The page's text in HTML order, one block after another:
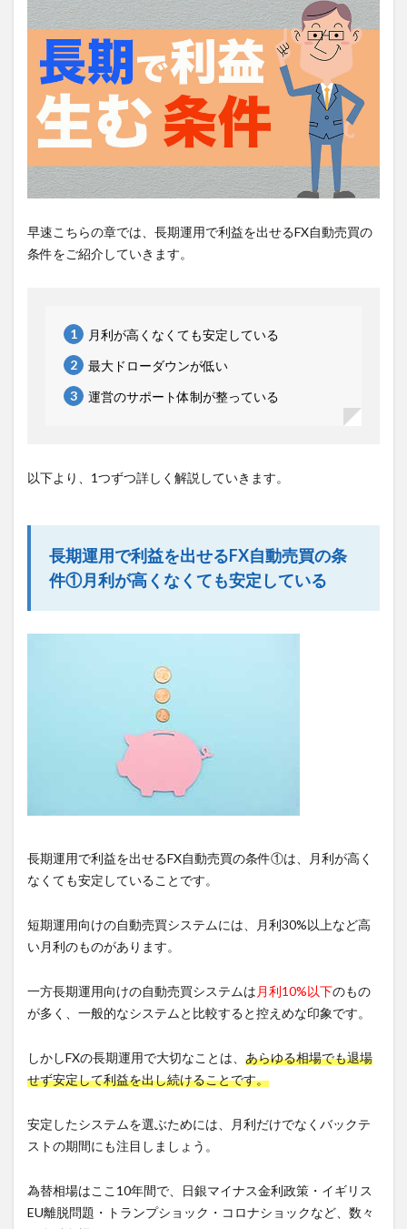
早速こちらの章では、長期運用で利益を出せるFX自動売買の
条件をご紹介していきます。
月利が高くなくても安定している
最大ドローダウンが低い
運営のサポート体制が整っている
以下より、1つずつ詳しく解説していきます。
長期運用で利益を出せるFX自動売買の条
件①月利が高くなくても安定している
長期運用で利益を出せるFX自動売買の条件①は、月利が高く
なくても安定していることです。
短期運用向けの自動売買システムには、月利30%以上など高
い月利のものがあります。
一方長期運用向けの自動売買システムは 月利10%以下のもの
が多く、一般的なシステムと比較すると控えめな印象です。
しかしFXの長期運用で大切なことは、 あらゆる相場でも退場
せず安定して利益を出し続けることです。
安定したシステムを選ぶためには、月利だけでなくバックテ
ストの期間にも注目しましょう。
為替相場はここ10年間で、日銀マイナス金利政策・イギリス
EU離脱問題・トランプショック・コロナショックなど、数々